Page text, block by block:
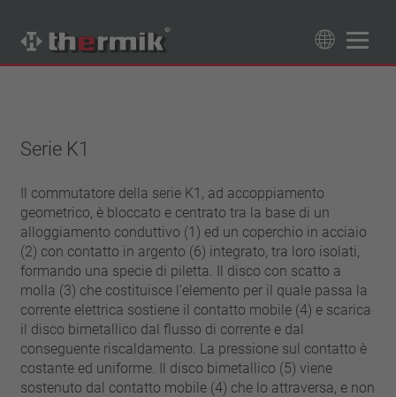
contatto di apertura
contatto di chiusura
Campo di temperatura
temperatura standard (60 – 200 °C)
alta temperatura (205 – 250 °C)
Classe di potenza
1,6 A – 7,5 A
4 A – 25 A
13,5 A – 42 A
25 A – 75 A
Resettaggio
ripristino automatico
aggancio (non ripristino automatico)
Isolamento
con isolamento
senza isolamento
Allacciamento
cavetto
Approvazioni
Serie K1
Il commutatore della serie K1, ad accoppiamento
geometrico, è bloccato e centrato tra la base di un
alloggiamento conduttivo (1) ed un coperchio in acciaio
(2) con contatto in argento (6) integrato, tra loro isolati,
formando una specie di piletta. Il disco con scatto a
molla (3) che costituisce l’elemento per il quale passa la
corrente elettrica sostiene il contatto mobile (4) e scarica
il disco bimetallico dal flusso di corrente e dal
conseguente riscaldamento. La pressione sul contatto è
costante ed uniforme. Il disco bimetallico (5) viene
sostenuto dal contatto mobile (4) che lo attraversa, e non